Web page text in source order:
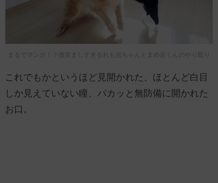
まるでマンガ！？微笑ましすぎるれも吉ちゃんとまめ吉くんのやり取り
これでもかというほど見開かれた、ほとんど白目
しか見えていない瞳、パカッと無防備に開かれた
お口。